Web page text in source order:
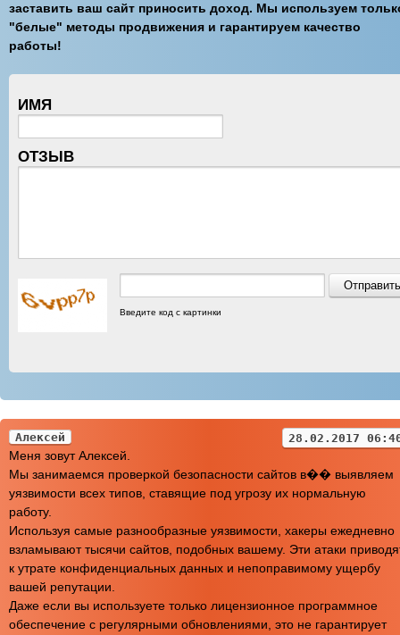
заставить ваш сайт приносить доход. Мы используем
"белые" методы продвижения и гарантируем качество
работы!
ИМЯ
ОТЗЫВ
Введите код с картинки
Алексей 28.02.2017
Меня зовут Алексей.
Мы занимаемся проверкой безопасности сайтов в�� выявляем
уязвимости всех типов, ставящие под угрозу их нормальную
работу.
Используя самые разнообразные уязвимости, хакеры ежедневно
взламывают тысячи сайтов, подобных вашему. Эти атаки
к утрате конфиденциальных данных и непоправимому ущербу
вашей репутации.
Даже если вы используете только лицензионное программное
обеспечение с регулярными обновлениями, это не гарантирует